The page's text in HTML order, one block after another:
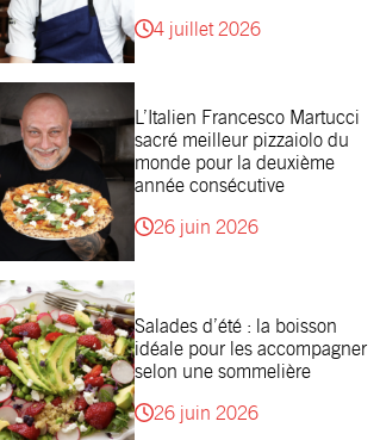
4 juillet 2026
L’Italien Francesco Martucci
sacré meilleur pizzaiolo du
monde pour la deuxième
année consécutive
26 juin 2026
Salades d’été : la boisson
idéale pour les accompagner
selon une sommelière
26 juin 2026